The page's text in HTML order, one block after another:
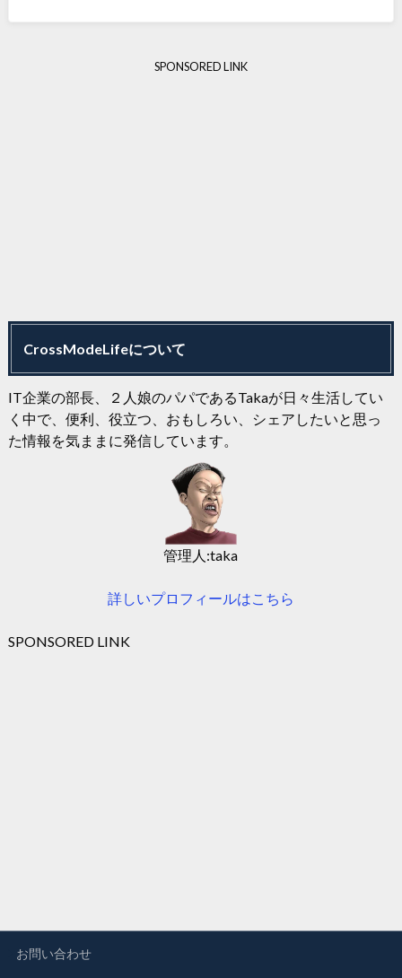
SPONSORED LINK
CrossModeLifeについて
IT企業の部長、２人娘のパパであるTakaが日々生活してい
く中で、便利、役立つ、おもしろい、シェアしたいと思っ
た情報を気ままに発信しています。
管理人:taka
詳しいプロフィールはこちら
SPONSORED LINK
お問い合わせ